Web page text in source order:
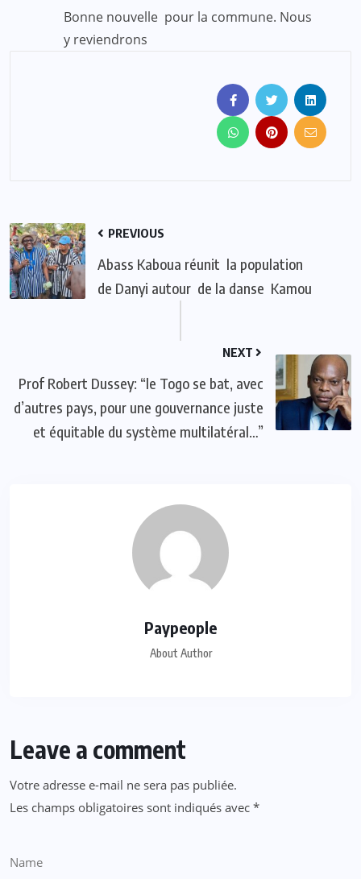
Bonne nouvelle pour la commune. Nous
y reviendrons
PREVIOUS
Abass Kaboua réunit la population
de Danyi autour de la danse Kamou
NEXT
Prof Robert Dussey: “le Togo se bat, avec
d’autres pays, pour une gouvernance juste
et équitable du système multilatéral…”
Paypeople
About Author
Leave a comment
Votre adresse e-mail ne sera pas publiée.
Les champs obligatoires sont indiqués avec *